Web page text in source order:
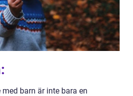
barn är inte bara en